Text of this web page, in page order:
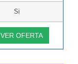
Si
VER OFERTA